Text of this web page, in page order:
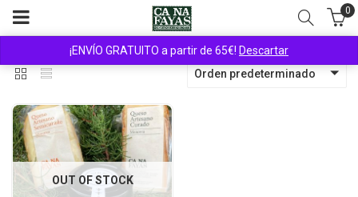
¡ENVÍO GRATUITO a partir de 65€! Descartar
0
Orden predeterminado
OUT OF STOCK